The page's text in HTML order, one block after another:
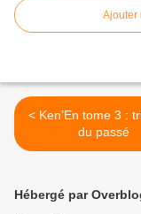
Ajouter
< Ken’En tome 3 : tristesse
du passé
Hébergé par